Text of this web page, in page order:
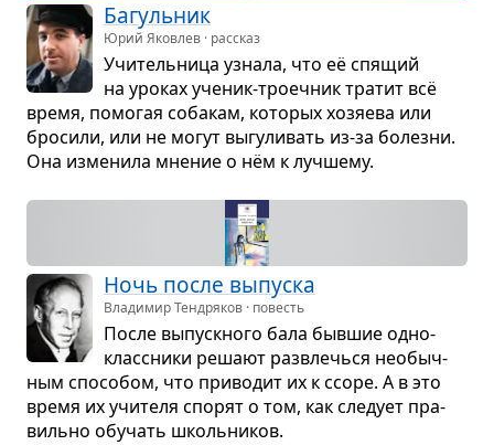
Багуль­ник
Юрий Яковлев · рассказ
Учи­тель­ница узнала, что её спя­щий
на уро­ках уче­ник-тро­еч­ник тра­тит всё
время, помо­гая соба­кам, кото­рых хозя­ева или
бро­сили, или не могут выгу­ли­вать из-за болезни.
Она изме­нила мне­ние о нём к луч­шему.
Ночь после выпуска
Владимир Тендряков · повесть
После выпуск­ного бала быв­шие одно­
класс­ники решают раз­влечься необыч­
ным спо­со­бом, что при­во­дит их к ссоре. А в это
время их учи­теля спо­рят о том, как сле­дует пра­
вильно обу­чать школь­ни­ков.